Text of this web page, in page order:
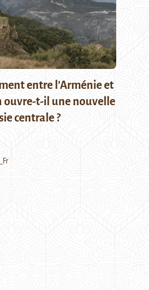
entre l’Arménie et
ouvre-t-il une nouvelle
centrale ?